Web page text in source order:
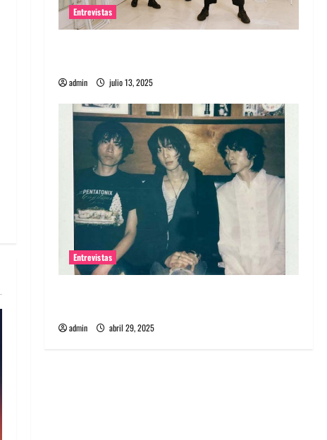
Entrevistas
admin julio 13, 2025
Entrevistas
admin abril 29, 2025